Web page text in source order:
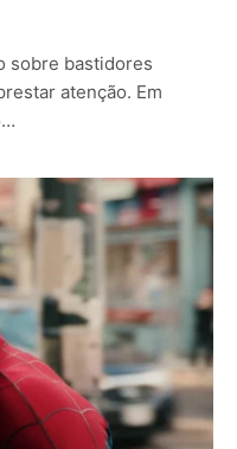
sobre bastidores
atenção. Em